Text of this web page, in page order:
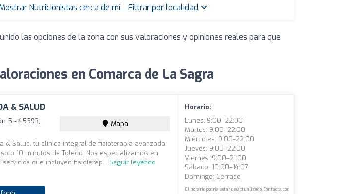
Mostrar Nutricionistas cerca de mí Filtrar por localidad
las opciones de la zona con sus valoraciones y opiniones reales para que
en Comarca de La Sagra
& SALUD
5 - 45593,
Mapa
& Salud, tu clínica integral de fisioterapia avanzada
10 minutos de Toledo. Nos especializamos en
que incluyen fisioterap... Seguir leyendo
Horario:
Lunes: 9:00–22:00
Martes: 9:00–22:00
Miércoles: 9:00–22:00
Jueves: 9:00–22:00
Viernes: 9:00–21:00
Sábado: 10:00–14:07
Domingo: Cerrado
El horario podría estar desactualizado. Contacta con